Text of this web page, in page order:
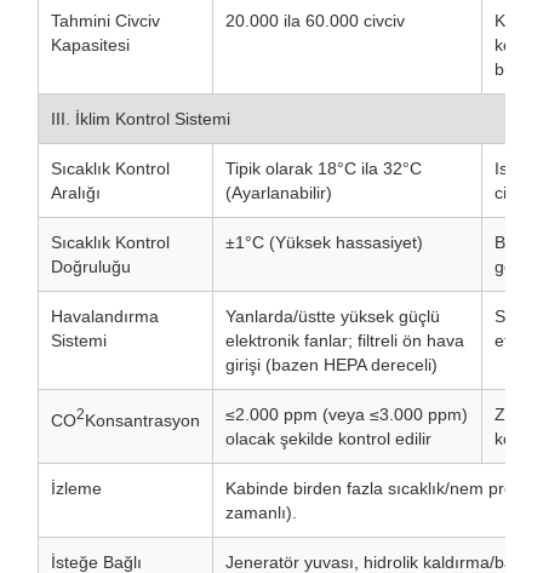
Tahmini Civciv
Kapasitesi
20.000 ila 60.000 civciv
Kutu
III. İklim Kontrol Sistemi
Sıcaklık Kontrol
Aralığı
Tipik olarak 18°C ​​ila 32°C
(Ayarlanabilir)
civciv
Sıcaklık Kontrol
Doğruluğu
±1°C (Yüksek hassasiyet)
Havalandırma
Sistemi
Yanlarda/üstte yüksek güçlü
elektronik fanlar; filtreli ön hava
girişi (bazen HEPA dereceli)
CO2Konsantrasyon
≤2.000 ppm (veya ≤3.000 ppm)
olacak şekilde kontrol edilir
Zorla
İzleme
Kabinde birden fazla sıcaklık/nem
zamanlı).
İsteğe Bağlı
Jeneratör yuvası, hidrolik kaldırma/bagaj